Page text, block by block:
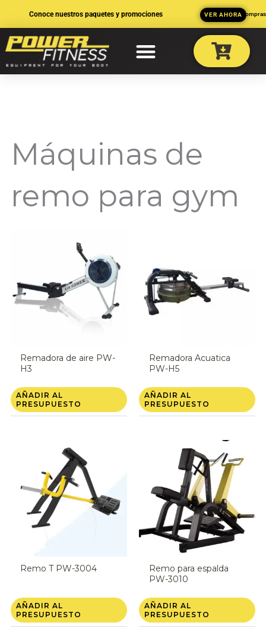
contenido
Conoce nuestros paquetes y promociones 3 MSI en
VER AHORA
Máquinas de
remo para gym
Remadora de aire PW-
H3
AÑADIR AL
PRESUPUESTO
Remadora Acuatica
PW-H5
AÑADIR AL
PRESUPUESTO
Remo T PW-3004
AÑADIR AL
PRESUPUESTO
Remo para espalda
PW-3010
AÑADIR AL
PRESUPUESTO